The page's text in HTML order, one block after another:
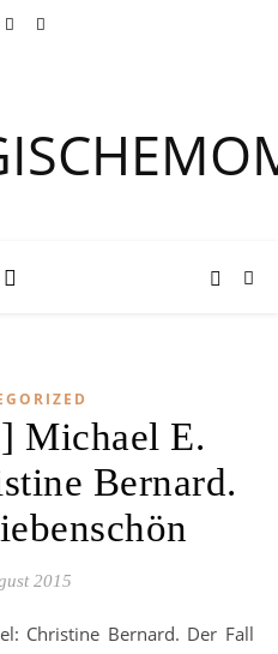
Michael E.
Bernard.
2015